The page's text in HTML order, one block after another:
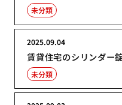
未分類
賃貸住宅のシリンダー
2025.09.04
未分類